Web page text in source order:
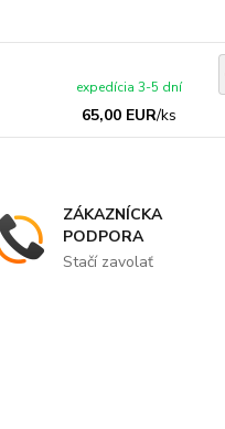
65,00 EUR/ks
expedícia 3-5 dní
ZÁKAZNÍCKA
PODPORA
Stačí zavolať